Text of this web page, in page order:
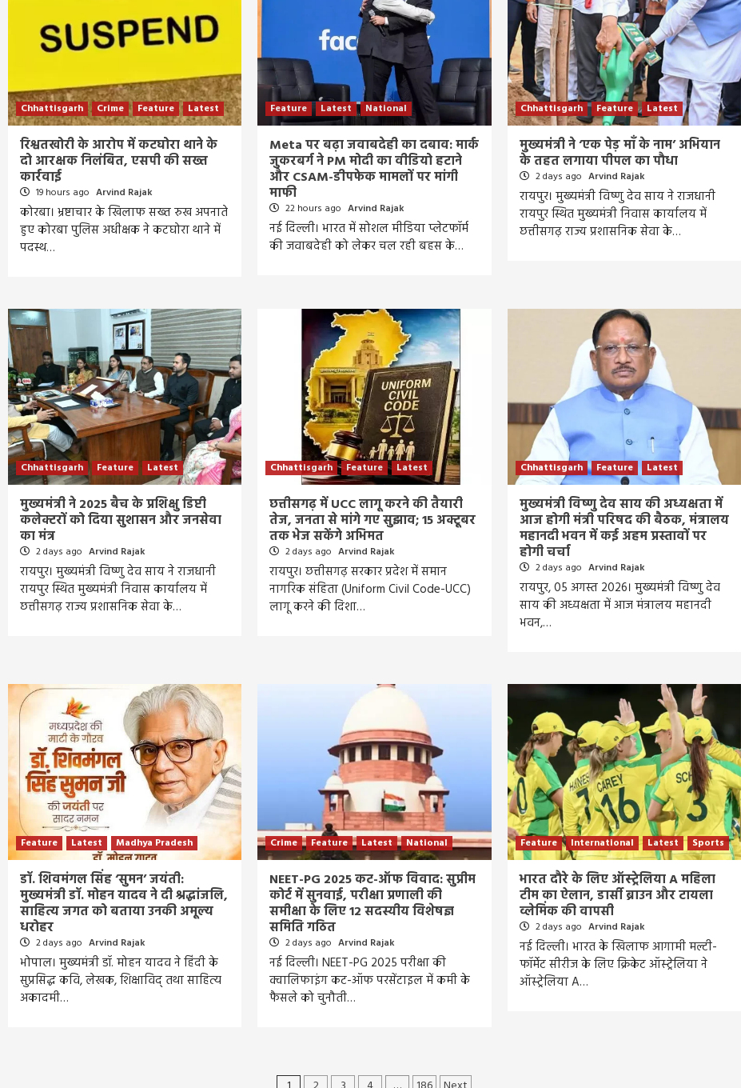
Chhattisgarh Crime Feature Latest
रिश्वतखोरी के आरोप में कटघोरा थाने के
दो आरक्षक निलंबित, एसपी की सख्त
कार्रवाई
19 hours ago Arvind Rajak
कोरबा। भ्रष्टाचार के खिलाफ सख्त रुख अपनाते
हुए कोरबा पुलिस अधीक्षक ने कटघोरा थाने में
पदस्थ…
Feature Latest National
Meta पर बढ़ा जवाबदेही का दबाव: मार्क
जुकरबर्ग ने PM मोदी का वीडियो हटाने
और CSAM-डीपफेक मामलों पर मांगी
माफी
22 hours ago Arvind Rajak
नई दिल्ली। भारत में सोशल मीडिया प्लेटफॉर्म
की जवाबदेही को लेकर चल रही बहस के…
Chhattisgarh Feature Latest
मुख्यमंत्री ने ‘एक पेड़ माँ के नाम’ अभियान
के तहत लगाया पीपल का पौधा
2 days ago Arvind Rajak
रायपुर। मुख्यमंत्री विष्णु देव साय ने राजधानी
रायपुर स्थित मुख्यमंत्री निवास कार्यालय में
छत्तीसगढ़ राज्य प्रशासनिक सेवा के…
Chhattisgarh Feature Latest
मुख्यमंत्री ने 2025 बैच के प्रशिक्षु डिप्टी
कलेक्टरों को दिया सुशासन और जनसेवा
का मंत्र
2 days ago Arvind Rajak
रायपुर। मुख्यमंत्री विष्णु देव साय ने राजधानी
रायपुर स्थित मुख्यमंत्री निवास कार्यालय में
छत्तीसगढ़ राज्य प्रशासनिक सेवा के…
Chhattisgarh Feature Latest
छत्तीसगढ़ में UCC लागू करने की तैयारी
तेज, जनता से मांगे गए सुझाव; 15 अक्टूबर
तक भेज सकेंगे अभिमत
2 days ago Arvind Rajak
रायपुर। छत्तीसगढ़ सरकार प्रदेश में समान
नागरिक संहिता (Uniform Civil Code-UCC)
लागू करने की दिशा…
Chhattisgarh Feature Latest
मुख्यमंत्री विष्णु देव साय की अध्यक्षता में
आज होगी मंत्री परिषद की बैठक, मंत्रालय
महानदी भवन में कई अहम प्रस्तावों पर
होगी चर्चा
2 days ago Arvind Rajak
रायपुर, 05 अगस्त 2026। मुख्यमंत्री विष्णु देव
साय की अध्यक्षता में आज मंत्रालय महानदी
भवन,…
Feature Latest Madhya Pradesh
डॉ. शिवमंगल सिंह ‘सुमन’ जयंती:
मुख्यमंत्री डॉ. मोहन यादव ने दी श्रद्धांजलि,
साहित्य जगत को बताया उनकी अमूल्य
धरोहर
2 days ago Arvind Rajak
भोपाल। मुख्यमंत्री डॉ. मोहन यादव ने हिंदी के
सुप्रसिद्ध कवि, लेखक, शिक्षाविद् तथा साहित्य
अकादमी…
Crime Feature Latest National
NEET-PG 2025 कट-ऑफ विवाद: सुप्रीम
कोर्ट में सुनवाई, परीक्षा प्रणाली की
समीक्षा के लिए 12 सदस्यीय विशेषज्ञ
समिति गठित
2 days ago Arvind Rajak
नई दिल्ली। NEET-PG 2025 परीक्षा की
क्वालिफाइंग कट-ऑफ परसेंटाइल में कमी के
फैसले को चुनौती…
Feature International Latest Sports
भारत दौरे के लिए ऑस्ट्रेलिया A महिला
टीम का ऐलान, डार्सी ब्राउन और टायला
व्लेमिंक की वापसी
2 days ago Arvind Rajak
नई दिल्ली। भारत के खिलाफ आगामी मल्टी-
फॉर्मेट सीरीज के लिए क्रिकेट ऑस्ट्रेलिया ने
ऑस्ट्रेलिया A…
5 days ago